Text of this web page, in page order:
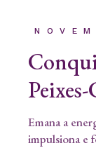
Emana a
impulsiona e